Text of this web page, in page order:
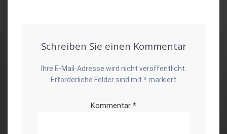
Schreiben Sie einen Kommentar
Ihre E-Mail-Adresse wird nicht veröffentlicht.
Erforderliche Felder sind mit *markiert
Kommentar *